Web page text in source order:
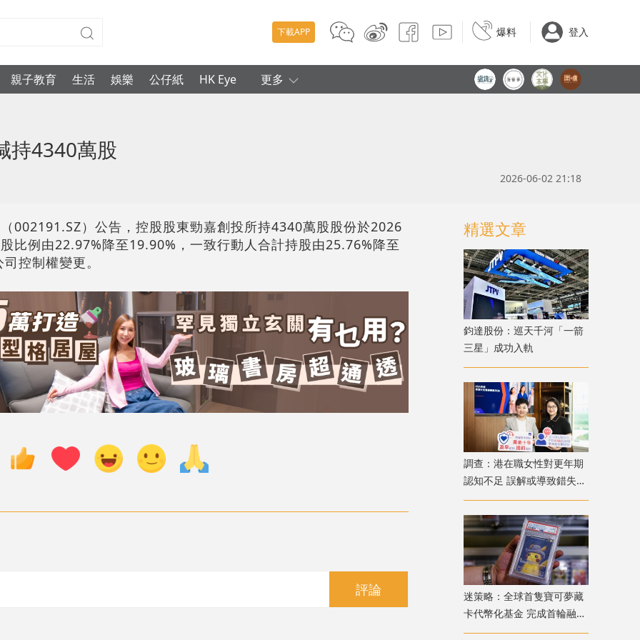
下載APP 爆料 登入
親子教育 生活 娛樂 公仔紙 HK Eye 更多
持4340萬股
2026-06-02 21:18
002191.SZ）公告，控股股東勁嘉創投所持4340萬股股份於2026
比例由22.97%降至19.90%，一致行動人合計持股由25.76%降至
控制權變更。
評論
精選文章
鈞達股份：巡天千河「一箭
三星」成功入軌
調查：港在職女性對更年期
認知不足 誤解或導致錯失
「黃金預防期」
迷策略：全球首隻寶可夢藏
卡代幣化基金 完成首輪融資
兼獲超購